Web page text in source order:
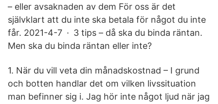
– eller avsaknaden av dem För oss är det
självklart att du inte ska betala för något du inte
får. 2021-4-7 · 3 tips – då ska du binda räntan.
Men ska du binda räntan eller inte?
1. När du vill veta din månadskostnad – I grund
och botten handlar det om vilken livssituation
man befinner sig i. Jag hör inte något ljud när jag